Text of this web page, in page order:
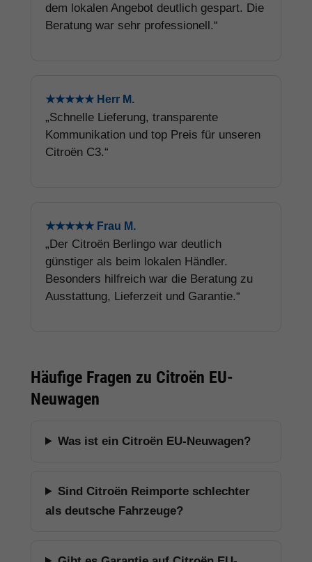
dem lokalen Angebot deutlich gespart. Die
Beratung war sehr professionell.“
★★★★★ Herr M.
„Schnelle Lieferung, transparente
Kommunikation und top Preis für unseren
Citroën C3.“
★★★★★ Frau M.
„Der Citroën Berlingo war deutlich
günstiger als beim lokalen Händler.
Besonders hilfreich war die Beratung zu
Ausstattung, Lieferzeit und Garantie.“
Häufige Fragen zu Citroën EU-
Neuwagen
Was ist ein Citroën EU-Neuwagen?
Sind Citroën Reimporte schlechter
als deutsche Fahrzeuge?